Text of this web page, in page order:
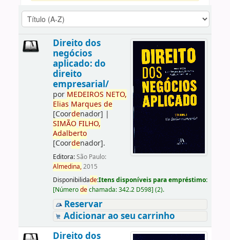
Direito dos
negócios
aplicado: do
direito
empresarial/
por MEDEIROS NETO,
Elias Marques de
[Coordenador] |
SIMÃO FILHO,
Adalberto
[Coordenador].
Editora:São Paulo:
Almedina,2015
Disponibilidade:Itens disponíveis para empréstimo:
[Númerodechamada:342.2 D598] (2).
Reservar
Adicionar ao seu carrinho
Direito dos